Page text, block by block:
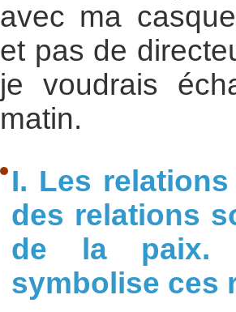
avec ma
et pas de
je voudrais
matin.
I. Les
des relations
de la paix.
symbolise ces